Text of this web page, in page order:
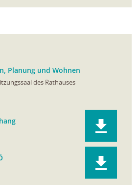
Planung und Wohnen
des Rathauses